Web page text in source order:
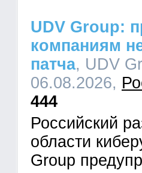
UDV Group:
компаниям
патча, UDV
06.08.2026,
444
Российский
области
Group